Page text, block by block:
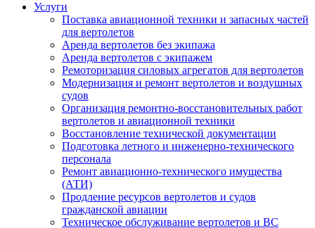
Услуги
Поставка авиационной техники и запасных частей
для вертолетов
Аренда вертолетов без экипажа
Аренда вертолетов с экипажем
Ремоторизация силовых агрегатов для вертолетов
Модернизация и ремонт вертолетов и воздушных
судов
Организация ремонтно-восстановительных работ
вертолетов и авиационной техники
Восстановление технической документации
Подготовка летного и инженерно-технического
персонала
Ремонт авиационно-технического имущества
(АТИ)
Продление ресурсов вертолетов и судов
гражданской авиации
Техническое обслуживание вертолетов и ВС